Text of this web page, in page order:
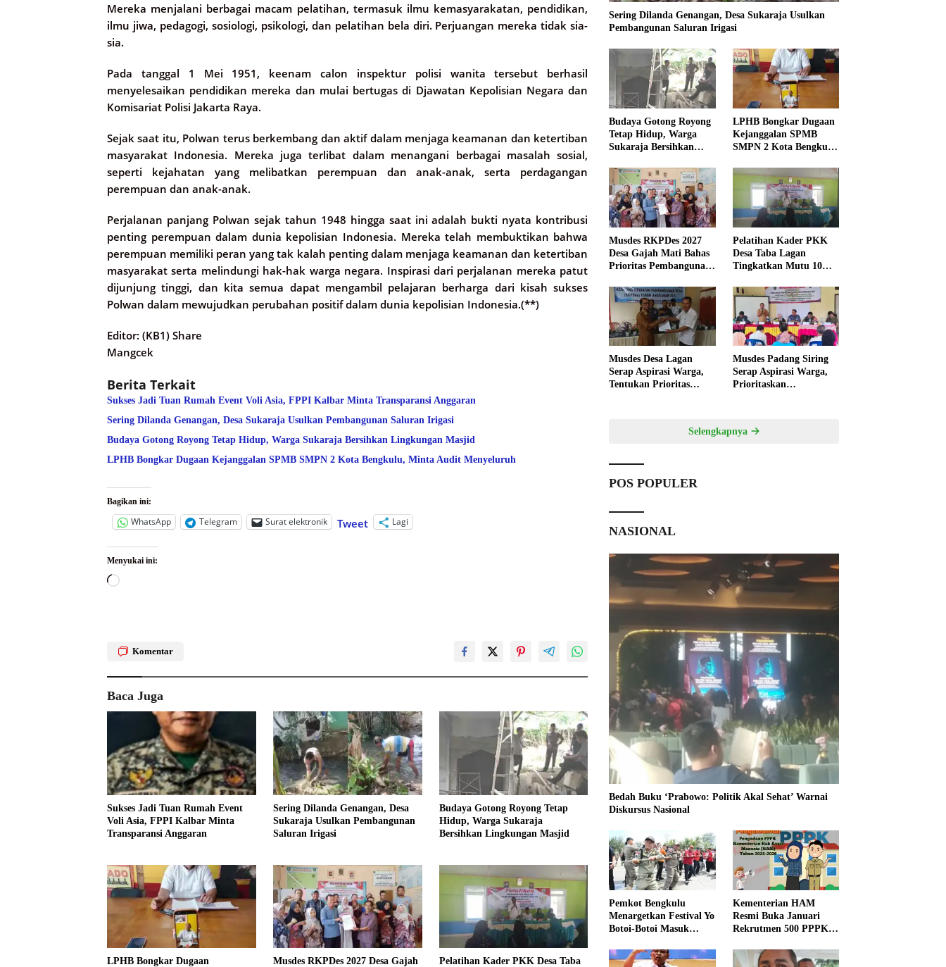
Mereka menjalani berbagai macam pelatihan, termasuk ilmu kemasyarakatan, pendidikan,
ilmu jiwa, pedagogi, sosiologi, psikologi, dan pelatihan bela diri. Perjuangan mereka tidak sia-
sia.
Pada tanggal 1 Mei 1951, keenam calon inspektur polisi wanita tersebut berhasil
menyelesaikan pendidikan mereka dan mulai bertugas di Djawatan Kepolisian Negara dan
Komisariat Polisi Jakarta Raya.
Sejak saat itu, Polwan terus berkembang dan aktif dalam menjaga keamanan dan ketertiban
masyarakat Indonesia. Mereka juga terlibat dalam menangani berbagai masalah sosial,
seperti kejahatan yang melibatkan perempuan dan anak-anak, serta perdagangan
perempuan dan anak-anak.
Perjalanan panjang Polwan sejak tahun 1948 hingga saat ini adalah bukti nyata kontribusi
penting perempuan dalam dunia kepolisian Indonesia. Mereka telah membuktikan bahwa
perempuan memiliki peran yang tak kalah penting dalam menjaga keamanan dan ketertiban
masyarakat serta melindungi hak-hak warga negara. Inspirasi dari perjalanan mereka patut
dijunjung tinggi, dan kita semua dapat mengambil pelajaran berharga dari kisah sukses
Polwan dalam mewujudkan perubahan positif dalam dunia kepolisian Indonesia.(**)
Editor: (KB1) Share
Mangcek
Berita Terkait
Sukses Jadi Tuan Rumah Event Voli Asia, FPPI Kalbar Minta Transparansi Anggaran
Sering Dilanda Genangan, Desa Sukaraja Usulkan Pembangunan Saluran Irigasi
Budaya Gotong Royong Tetap Hidup, Warga Sukaraja Bersihkan Lingkungan Masjid
LPHB Bongkar Dugaan Kejanggalan SPMB SMPN 2 Kota Bengkulu, Minta Audit Menyeluruh
Bagikan ini:
WhatsApp Telegram Surat elektronik Tweet Lagi
Menyukai ini:
Memuat...
Komentar
Baca Juga
Sukses Jadi Tuan Rumah Event
Voli Asia, FPPI Kalbar Minta
Transparansi Anggaran
Sering Dilanda Genangan, Desa
Sukaraja Usulkan Pembangunan
Saluran Irigasi
Budaya Gotong Royong Tetap
Hidup, Warga Sukaraja
Bersihkan Lingkungan Masjid
LPHB Bongkar Dugaan Musdes RKPDes 2027 Desa Gajah Pelatihan Kader PKK Desa Taba
Sering Dilanda Genangan, Desa Sukaraja Usulkan
Pembangunan Saluran Irigasi
Budaya Gotong Royong
Tetap Hidup, Warga
Sukaraja Bersihkan
LPHB Bongkar Dugaan
Kejanggalan SPMB
SMPN 2 Kota Bengkulu,
Menyeluruh
Musdes RKPDes 2027
Desa Gajah Mati Bahas
Prioritas Pembangunan
Pelatihan Kader PKK
Desa Taba Lagan
Tingkatkan Mutu 10
Musdes Desa Lagan
Serap Aspirasi Warga,
Tentukan Prioritas
Musdes Padang Siring
Serap Aspirasi Warga,
Prioritaskan
Selengkapnya
POS POPULER
NASIONAL
Bedah Buku ‘Prabowo: Politik Akal Sehat’ Warnai
Diskursus Nasional
Pemkot Bengkulu
Menargetkan Festival Yo
Botoi-Botoi Masuk
Nasional
Kementerian HAM
Resmi Buka Januari
Rekrutmen 500 PPPK,